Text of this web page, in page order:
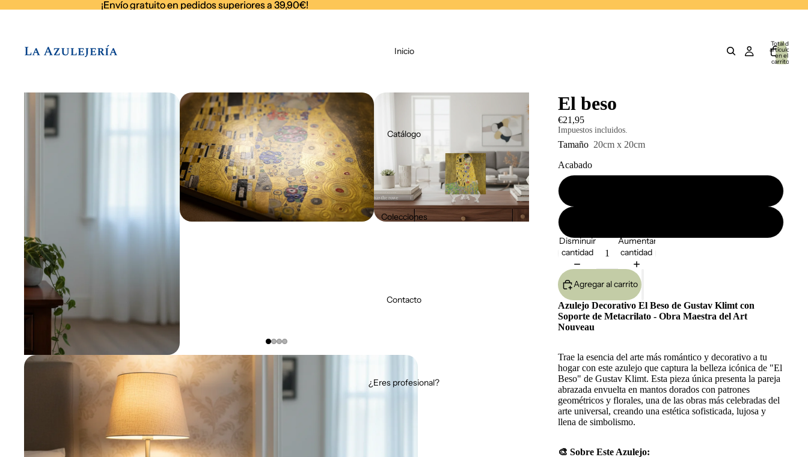
¡Envío gratuito en pedidos superiores a 39,90€!
¡Envío gratuito en pedidos superiores a 39,90€!
Inicio
Catálogo
Colecciones
Contacto
¿Eres profesional?
Total de
artículos
en el
carrito:
El beso
€21,95
Impuestos incluidos.
Tamaño 20cm x 20cm
Acabado
Disminuir
cantidad
Aumentar
cantidad
Agregar al carrito
Azulejo Decorativo El Beso de Gustav Klimt con
Soporte de Metacrilato - Obra Maestra del Art
Nouveau
Trae la esencia del arte más romántico y decorativo a tu
hogar con este azulejo que captura la belleza icónica de "El
Beso" de Gustav Klimt. Esta pieza única presenta la pareja
abrazada envuelta en mantos dorados con patrones
geométricos y florales, una de las obras más celebradas del
arte universal, creando una estética sofisticada, lujosa y
llena de simbolismo.
🎨 Sobre Este Azulejo: